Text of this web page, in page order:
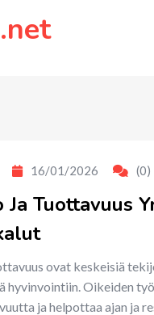
16/01/2026 (0)
Ja Tuottavuus
ovat keskeisiä
hyvinvointiin. Oikeiden
ja helpottaa ajan ja